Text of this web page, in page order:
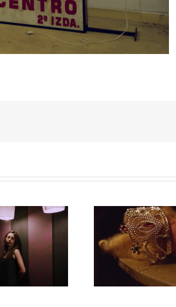
Calle del Barco #024 Calle del